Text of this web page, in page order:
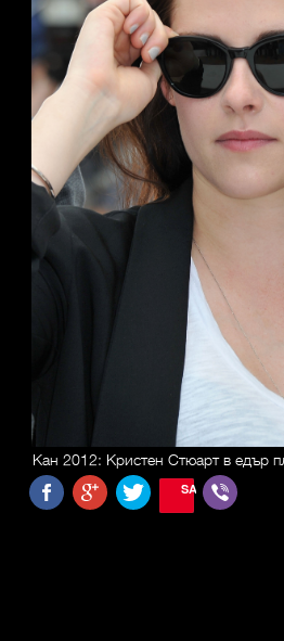
Кан 2012: Кристен Стюарт в едър
SAVE